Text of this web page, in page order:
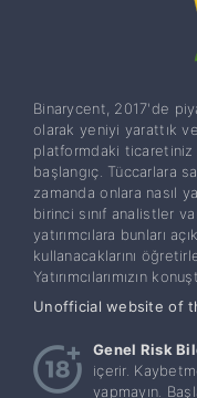
Binarycent, 2017'de
olarak yeniyi yarattık
platformdaki ticaretiniz
başlangıç. Tüccarlara
zamanda onlara nasıl
birinci sınıf analistler
yatırımcılara bunları
kullanacaklarını
Yatırımcılarımızın
Unofficial website of
Genel Risk
içerir.
yapmayın.